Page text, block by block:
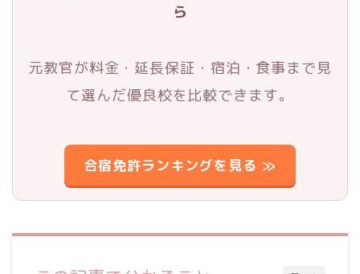
ら
元教官が料金・延長保証・宿泊・食事まで見
て選んだ優良校を比較できます。
合宿免許ランキングを見る ≫